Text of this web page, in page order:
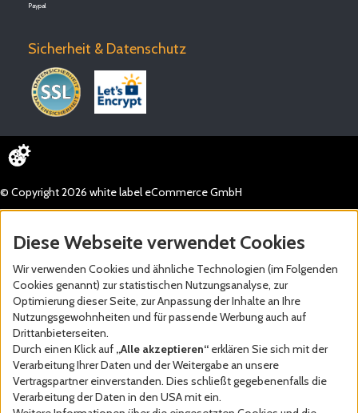
Paypal
Sicherheit & Datenschutz
© Copyright 2026 white label eCommerce GmbH
Diese Webseite verwendet Cookies
Wir verwenden Cookies und ähnliche Technologien (im Folgenden
Cookies genannt) zur statistischen Nutzungsanalyse, zur
Optimierung dieser Seite, zur Anpassung der Inhalte an Ihre
Nutzungsgewohnheiten und für passende Werbung auch auf
Drittanbieterseiten.
Durch einen Klick auf „Alle akzeptieren“ erklären Sie sich mit der
Verarbeitung Ihrer Daten und der Weitergabe an unsere
Vertragspartner einverstanden. Dies schließt gegebenenfalls die
Verarbeitung der Daten in den USA mit ein.